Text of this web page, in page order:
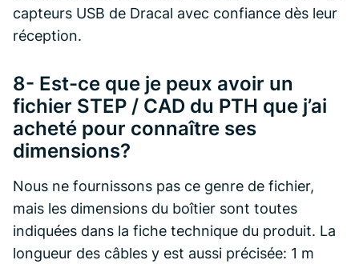
capteurs USB de Dracal avec confiance dès leur
réception.
8- Est-ce que je peux avoir un
fichier STEP / CAD du PTH que j’ai
acheté pour connaître ses
dimensions?
Nous ne fournissons pas ce genre de fichier,
mais les dimensions du boîtier sont toutes
indiquées dans la fiche technique du produit. La
longueur des câbles y est aussi précisée: 1 m